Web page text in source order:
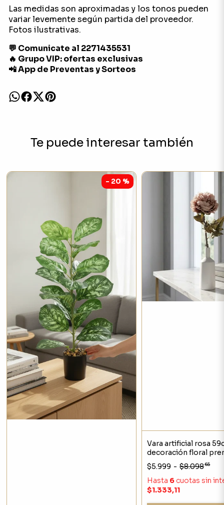
Las medidas son aproximadas y los tonos pueden
variar levemente según partida del proveedor.
Fotos ilustrativas.
💬 Comunicate al 2271435531
🔥 Grupo VIP: ofertas exclusivas
📲 App de Preventas y Sorteos
Te puede interesar también
- 20 %
Vara artificial rosa
decoración floral
$5.999 - $8.09865
Hasta 6 cuotas sin
$1.333,11